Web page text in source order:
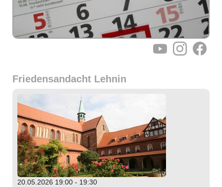
YouTubeInstagram
Friedensandacht Lehnin
20.05.2026 19:00 - 19:30